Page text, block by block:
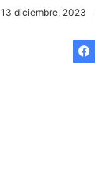
13 diciembre, 2023